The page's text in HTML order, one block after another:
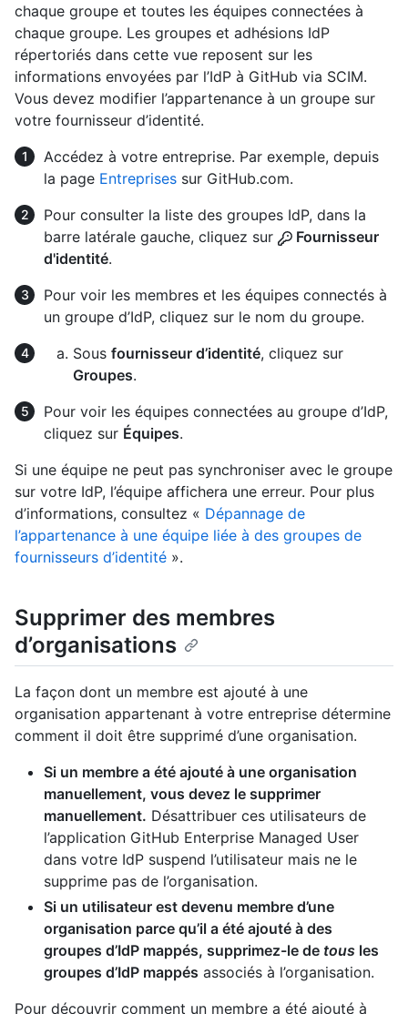
chaque groupe et toutes les équipes connectées à
chaque groupe. Les groupes et adhésions IdP
répertoriés dans cette vue reposent sur les
informations envoyées par l’IdP à GitHub via SCIM.
Vous devez modifier l’appartenance à un groupe sur
votre fournisseur d’identité.
Accédez à votre entreprise. Par exemple, depuis
la page Entreprises sur GitHub.com.
Pour consulter la liste des groupes IdP, dans la
barre latérale gauche, cliquez sur
Fournisseur
d'identité.
Pour voir les membres et les équipes connectés à
un groupe d’IdP, cliquez sur le nom du groupe.
Sous fournisseur d’identité, cliquez sur
Groupes.
Pour voir les équipes connectées au groupe d’IdP,
cliquez sur Équipes.
Si une équipe ne peut pas synchroniser avec le groupe
sur votre IdP, l’équipe affichera une erreur. Pour plus
d’informations, consultez « Dépannage de
l’appartenance à une équipe liée à des groupes de
fournisseurs d’identité ».
Supprimer des membres
d’organisations
La façon dont un membre est ajouté à une
organisation appartenant à votre entreprise détermine
comment il doit être supprimé d’une organisation.
Si un membre a été ajouté à une organisation
manuellement, vous devez le supprimer
manuellement. Désattribuer ces utilisateurs de
l’application GitHub Enterprise Managed User
dans votre IdP suspend l’utilisateur mais ne le
supprime pas de l’organisation.
Si un utilisateur est devenu membre d’une
organisation parce qu’il a été ajouté à des
groupes d’IdP mappés, supprimez-le de tous les
groupes d’IdP mappés associés à l’organisation.
Pour découvrir comment un membre a été ajouté à